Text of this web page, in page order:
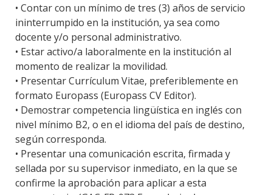
• Contar con un mínimo de tres (3) años de servicio
ininterrumpido en la institución, ya sea como
docente y/o personal administrativo.
• Estar activo/a laboralmente en la institución al
momento de realizar la movilidad.
• Presentar Currículum Vitae, preferiblemente en
formato Europass (Europass CV Editor).
• Demostrar competencia lingüística en inglés con
nivel mínimo B2, o en el idioma del país de destino,
según corresponda.
• Presentar una comunicación escrita, firmada y
sellada por su supervisor inmediato, en la que se
confirme la aprobación para aplicar a esta